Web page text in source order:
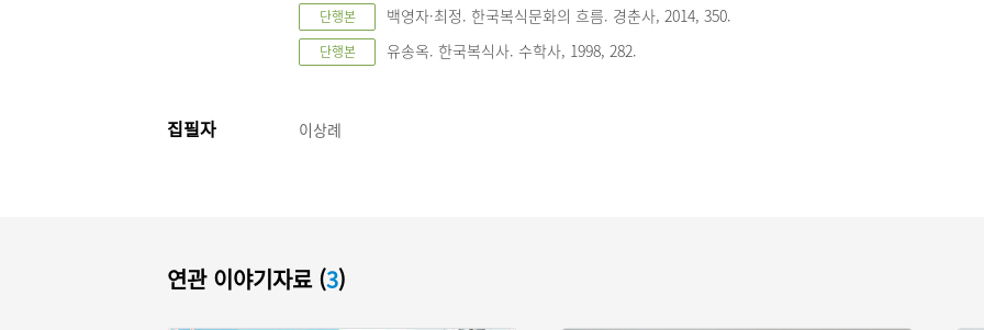
단행본 백영자·최정. 한국복식문화의 흐름. 경춘사, 2014, 350.
단행본 유송옥. 한국복식사. 수학사, 1998, 282.
집필자 이상례
연관 이야기자료 (3)